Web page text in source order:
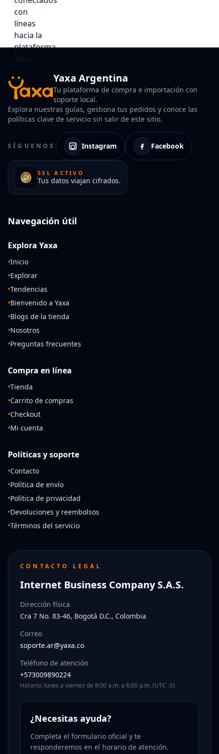
Yaxa Argentina
Tu plataforma de compra e importación con
soporte local.
Explora nuestras guías, gestiona tus pedidos y conoce las
políticas clave de servicio sin salir de este sitio.
SÍGUENOS Instagram Facebook
SSL ACTIVO
Tus datos viajan cifrados.
Navegación útil
Explora Yaxa
•Inicio
•Explorar
•Tendencias
•Bienvenido a Yaxa
•Blogs de la tienda
•Nosotros
•Preguntas frecuentes
Compra en línea
•Tienda
•Carrito de compras
•Checkout
•Mi cuenta
Políticas y soporte
•Contacto
•Política de envío
•Política de privacidad
•Devoluciones y reembolsos
•Términos del servicio
CONTACTO LEGAL
Internet Business Company S.A.S.
Dirección física
Cra 7 No. 83-46, Bogotá D.C., Colombia
Correo
soporte.ar@yaxa.co
Teléfono de atención
+573009890224
Horario: lunes a viernes de 8:00 a.m. a 6:00 p.m. (UTC -5)
¿Necesitas ayuda?
Completa el formulario oficial y te
responderemos en el horario de atención.